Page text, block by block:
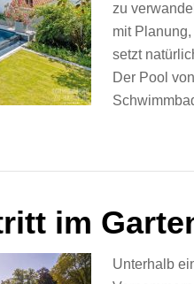
zu
mit
setzt
Der Pool
im
Unterhalb